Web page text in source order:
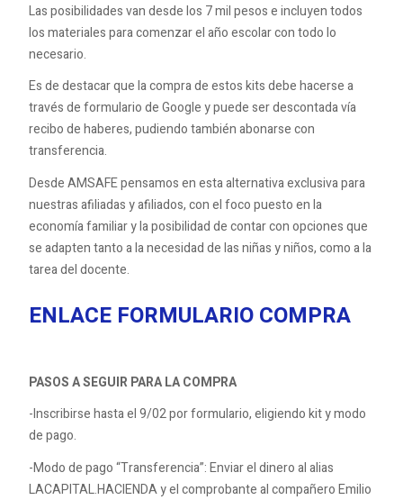
Las posibilidades van desde los 7 mil pesos e incluyen todos
los materiales para comenzar el año escolar con todo lo
necesario.
Es de destacar que la compra de estos kits debe hacerse a
través de formulario de Google y puede ser descontada vía
recibo de haberes, pudiendo también abonarse con
transferencia.
Desde AMSAFE pensamos en esta alternativa exclusiva para
nuestras afiliadas y afiliados, con el foco puesto en la
economía familiar y la posibilidad de contar con opciones que
se adapten tanto a la necesidad de las niñas y niños, como a la
tarea del docente.
ENLACE FORMULARIO COMPRA
PASOS A SEGUIR PARA LA COMPRA
-Inscribirse hasta el 9/02 por formulario, eligiendo kit y modo
de pago.
-Modo de pago “Transferencia”: Enviar el dinero al alias
LACAPITAL.HACIENDA y el comprobante al compañero Emilio